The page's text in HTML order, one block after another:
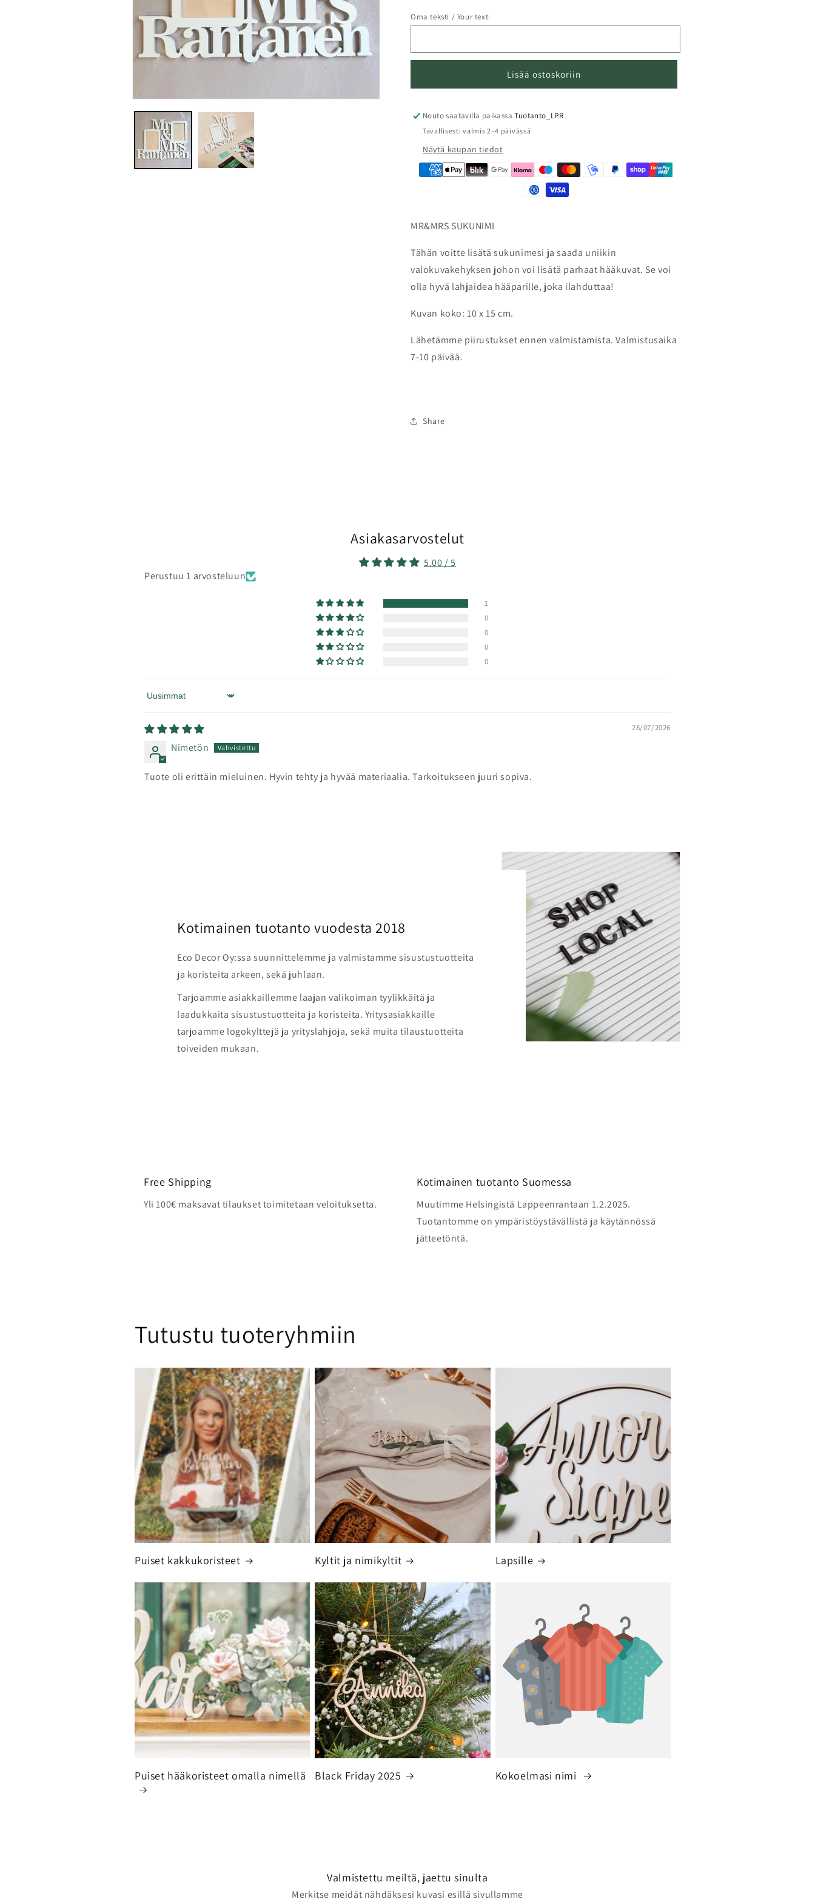
Oma teksti / Your text:
Lisää ostoskoriin
Nouto saatavilla paikassaTuotanto_LPR
Tavallisesti valmis 2–4 päivässä
Näytä kaupan tiedot
MR&MRS SUKUNIMI
Tähän voitte lisätä sukunimesi ja saada uniikin
valokuvakehyksen johon voi lisätä parhaat hääkuvat. Se voi
olla hyvä lahjaidea hääparille, joka ilahduttaa!
Kuvan koko: 10 x 15 cm.
Lähetämme piirustukset ennen valmistamista. Valmistusaika
7-10 päivää.
Share
Asiakasarvostelut
5.00 / 5
Perustuu 1 arvosteluun
1
0
0
0
0
Sort by
28/07/2026
Nimetön
Tuote oli erittäin mieluinen. Hyvin tehty ja hyvää materiaalia. Tarkoitukseen juuri sopiva.
Kotimainen tuotanto vuodesta 2018
Eco Decor Oy:ssa suunnittelemme ja valmistamme sisustustuotteita
ja koristeita arkeen, sekä juhlaan.
Tarjoamme asiakkaillemme laajan valikoiman tyylikkäitä ja
laadukkaita sisustustuotteita ja koristeita. Yritysasiakkaille
tarjoamme logokylttejä ja yrityslahjoja, sekä muita tilaustuotteita
toiveiden mukaan.
Free Shipping
Yli 100€ maksavat tilaukset toimitetaan veloituksetta.
Kotimainen tuotanto Suomessa
Muutimme Helsingistä Lappeenrantaan 1.2.2025.
Tuotantomme on ympäristöystävällistä ja käytännössä
jätteetöntä.
Tutustu tuoteryhmiin
Puiset kakkukoristeet Kyltit ja nimikyltit Lapsille
Puiset hääkoristeet omalla nimellä Black Friday 2025 Kokoelmasi nimi
Valmistettu meiltä, jaettu sinulta
Merkitse meidät nähdäksesi kuvasi esillä sivullamme